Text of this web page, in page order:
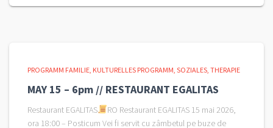
PROGRAMM FAMILIE KULTURELLES PROGRAMM SOZIALES THERAPIE
MAY 15 – 6pm // RESTAURANT EGALITAS
Restaurant EGALITAS
RO Restaurant EGALITAS 15 mai 2026,
ora 18:00 – Posticum Vei fi servit cu zâmbetul pe buze de